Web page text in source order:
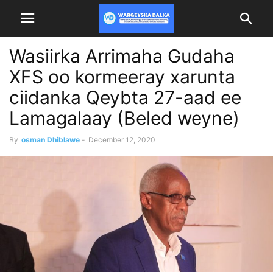
Wasiirka Arrimaha Gudaha
XFS oo kormeeray xarunta
ciidanka Qeybta 27-aad ee
Lamagalaay (Beled weyne)
By osman Dhiblawe - December 12, 2020